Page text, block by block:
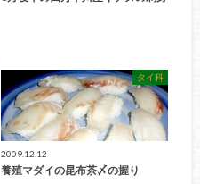
タイ科
2009.12.12
養殖マダイの昆布茶〆の握り